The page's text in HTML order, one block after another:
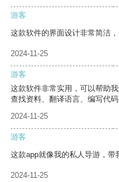
游客
这款软件的界面设计非常简洁，
2024-11-25
游客
这款软件非常实用，可以帮助
查找资料、翻译语言、编写代码
2024-11-25
游客
这款app就像我的私人导游，带
2024-11-25